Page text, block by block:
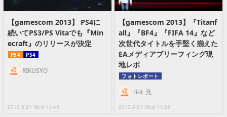
【gamescom 2013】 PS4に
続いてPS3/PS Vitaでも『Min
ecraft』のリリースが決定
PS4 PS4
2013.8.21 Wed 11:45
RIKUSYO
【gamescom 2013】『Titanf
all』『BF4』『FIFA 14』など
次世代タイトルを手堅く揃えた
EAメディアブリーフィング現
地レポ
フォトレポート
2013.8.21 Wed 11:35
riot_兄